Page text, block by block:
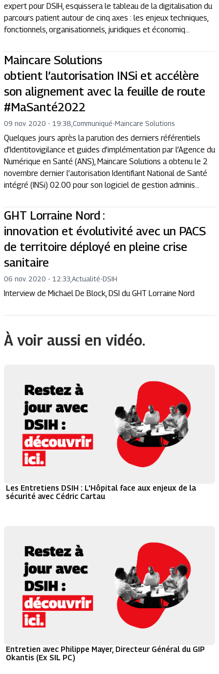
expert pour DSIH, esquissera le tableau de la digitalisation du
parcours patient autour de cinq axes : les enjeux techniques,
fonctionnels, organisationnels, juridiques et économiq...
Maincare Solutions
obtient l’autorisation INSi et accélère
son alignement avec la feuille de route
#MaSanté2022
09 nov. 2020 - 19:38 Communiqué-Maincare Solutions
Quelques jours après la parution des derniers référentiels
d’Identitovigilance et guides d’implémentation par l’Agence du
Numérique en Santé (ANS), Maincare Solutions a obtenu le 2
novembre dernier l’autorisation Identifiant National de Santé
intégré (INSi) 02.00 pour son logiciel de gestion adminis...
GHT Lorraine Nord :
innovation et évolutivité avec un PACS
de territoire déployé en pleine crise
sanitaire
06 nov. 2020 - 12:33 Actualité-DSIH
Interview de Michael De Block, DSI du GHT Lorraine Nord
À voir aussi en vidéo.
Les Entretiens DSIH : L'Hôpital face aux enjeux de la
sécurité avec Cédric Cartau
Entretien avec Philippe Mayer, Directeur Général du GIP
Okantis (Ex SIL PC)